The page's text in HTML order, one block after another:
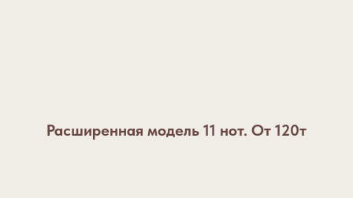
Расширенная модель 11 нот. От 120т